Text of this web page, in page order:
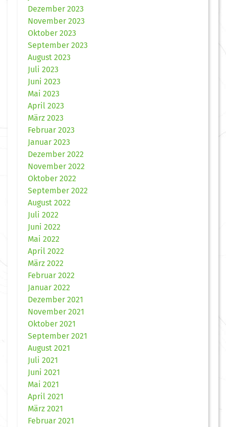
Dezember 2023
November 2023
Oktober 2023
September 2023
August 2023
Juli 2023
Juni 2023
Mai 2023
April 2023
März 2023
Februar 2023
Januar 2023
Dezember 2022
November 2022
Oktober 2022
September 2022
August 2022
Juli 2022
Juni 2022
Mai 2022
April 2022
März 2022
Februar 2022
Januar 2022
Dezember 2021
November 2021
Oktober 2021
September 2021
August 2021
Juli 2021
Juni 2021
Mai 2021
April 2021
März 2021
Februar 2021